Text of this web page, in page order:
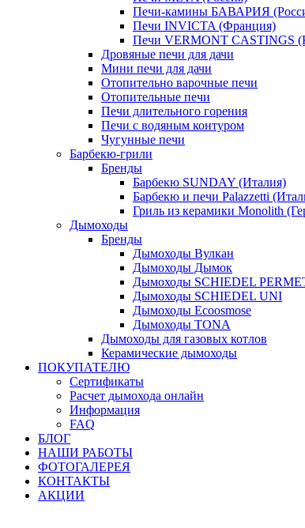
Печи-камины БАВАРИЯ
Печи INVICTA (Франция)
Печи VERMONT CASTINGS
Дровяные печи для дачи
Мини печи для дачи
Отопительно варочные печи
Отопительные печи
Печи длительного горения
Печи с водяным контуром
Чугунные печи
Барбекю-грили
Бренды
Барбекю SUNDAY (Италия)
Барбекю и печи Palazzetti
Гриль из керамики Monolith
Дымоходы
Бренды
Дымоходы Вулкан
Дымоходы Дымок
Дымоходы SCHIEDEL
Дымоходы SCHIEDEL UNI
Дымоходы Ecoosmose
Дымоходы TONA
Дымоходы для газовых котлов
Керамические дымоходы
ПОКУПАТЕЛЮ
Сертификаты
Расчет дымохода онлайн
Информация
FAQ
БЛОГ
НАШИ РАБОТЫ
ФОТОГАЛЕРЕЯ
КОНТАКТЫ
АКЦИИ